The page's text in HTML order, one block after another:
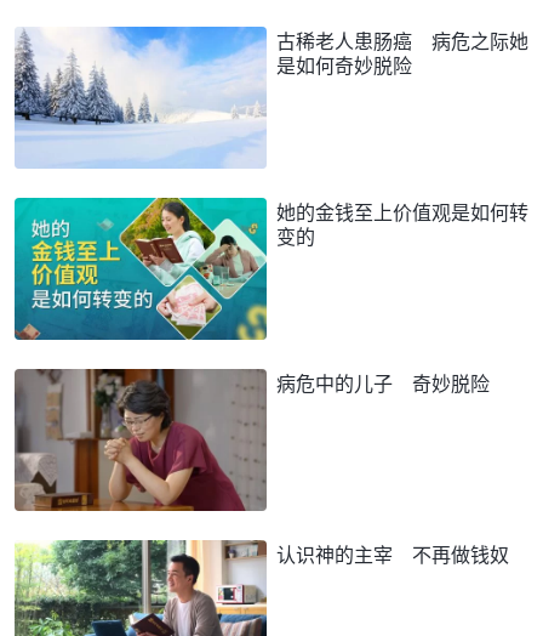
古稀老人患肠癌 病危之际她
是如何奇妙脱险
她的金钱至上价值观是如何转
变的
病危中的儿子 奇妙脱险
认识神的主宰 不再做钱奴